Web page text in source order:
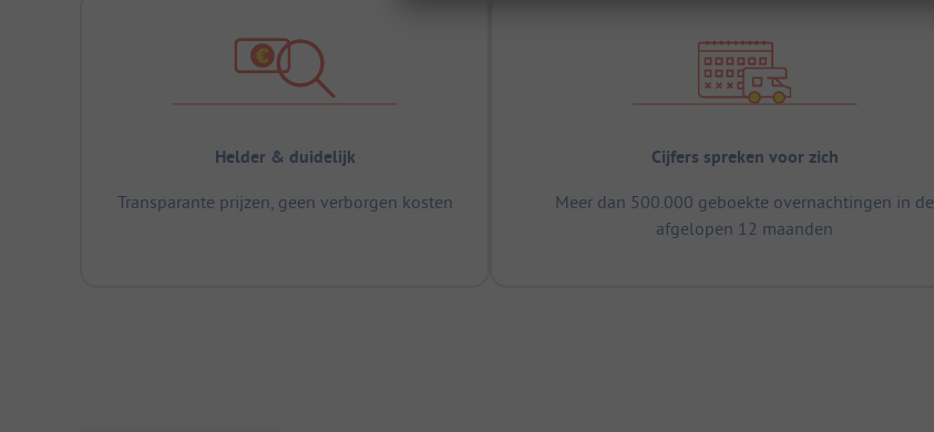
Helder & duidelijk
Transparante prijzen, geen verborgen kosten
Cijfers spreken voor zich
Meer dan 500.000 geboekte overnachtingen in de
afgelopen 12 maanden